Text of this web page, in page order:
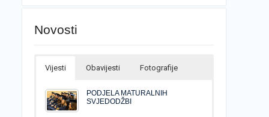
Novosti
Vijesti Obavijesti Fotografije
PODJELA MATURALNIH
SVJEDODŽBI